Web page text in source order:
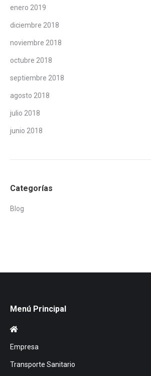
enero 2019
diciembre 2018
noviembre 2018
octubre 2018
septiembre 2018
agosto 2018
julio 2018
junio 2018
Categorías
Blog
Menú Principal
Empresa
Transporte Sanitario